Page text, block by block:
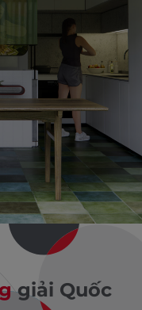
giải Quốc